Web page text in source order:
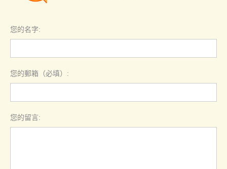
您的名字:
您的郵箱（必填）:
您的留言: